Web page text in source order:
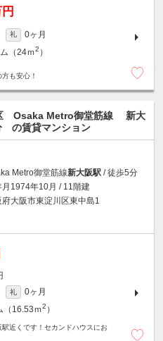
礼
0ヶ月
（24ｍ2 ）
も安心！
Osaka Metro御堂筋線
新大
の賃貸マンション
Metro御堂筋線新大阪駅 / 徒歩5分
月1974年10月 / 11階建
府大阪市東淀川区東中島1
礼
0ヶ月
（16.53ｍ2 ）
近くです！セカンドハウスにお